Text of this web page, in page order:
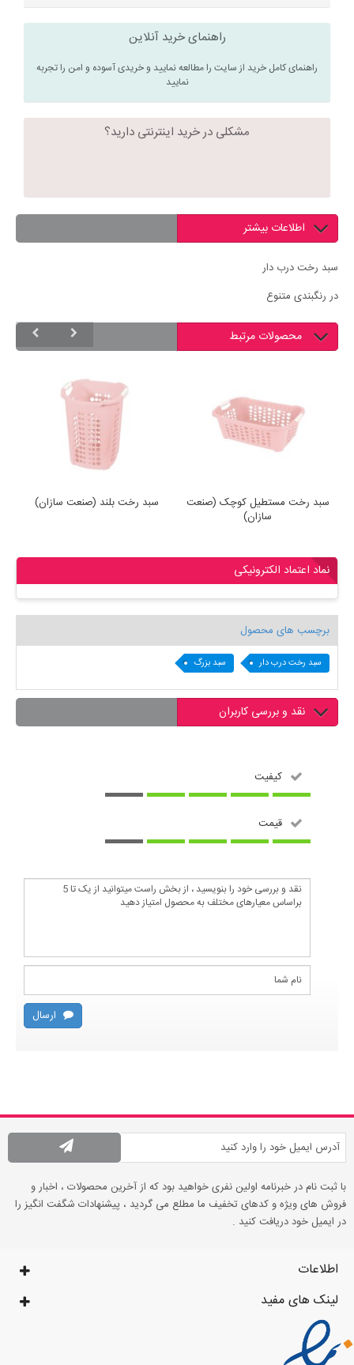
راهنمای خرید آنلاین
راهنمای کامل خرید از سایت را مطالعه نمایید و خریدی آسوده و امن را تجربه
نمایید
مشکلی در خرید اینترنتی دارید؟
اطلاعات بیشتر
سبد رخت درب دار
در رنگبندی متنوع
محصولات مرتبط
سبد رخت بلند (صنعت سازان)
سبد رخت مستطیل کوچک (صنعت
سازان)
نماد اعتماد الکترونیکی
برچسب های محصول
سبد رخت درب دار سبد بزرگ
نقد و بررسی کاربران
کیفیت
قیمت
ارسال
با ثبت نام در خبرنامه اولین نفری خواهید بود که از آخرین محصولات ، اخبار و
فروش های ویژه و کدهای تخفیف ما مطلع می گردید ، پیشنهادات شگفت انگیز را
در ایمیل خود دریافت کنید .
اطلاعات
لینک های مفید